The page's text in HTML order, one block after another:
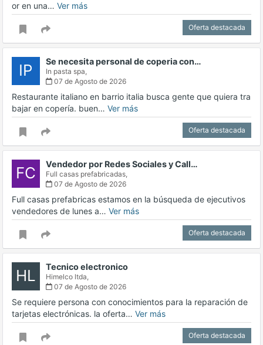
or en una… Ver más
Oferta destacada
IP Se necesita personal de coperia con…
In pasta spa,
07 de Agosto de 2026
Restaurante italiano en barrio italia busca gente que quiera tra
bajar en copería. buen… Ver más
Oferta destacada
FC Vendedor por Redes Sociales y Call…
Full casas prefabricadas,
07 de Agosto de 2026
Full casas prefabricas estamos en la búsqueda de ejecutivos
vendedores de lunes a… Ver más
Oferta destacada
HL Tecnico electronico
Himelco ltda,
07 de Agosto de 2026
Se requiere persona con conocimientos para la reparación de
tarjetas electrónicas. la oferta… Ver más
Oferta destacada